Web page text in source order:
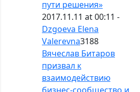
пути решения»
2017.11.11 at 00:11 -
Dzgoeva Elena
Valerevna3188
Вячеслав Битаров
призвал к
взаимодействию